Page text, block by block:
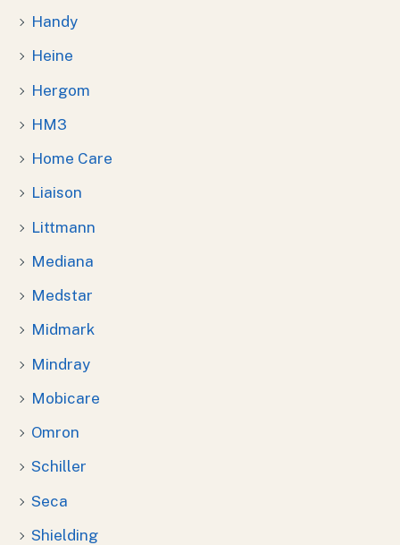
Handy
Heine
Hergom
HM3
Home Care
Liaison
Littmann
Mediana
Medstar
Midmark
Mindray
Mobicare
Omron
Schiller
Seca
Shielding